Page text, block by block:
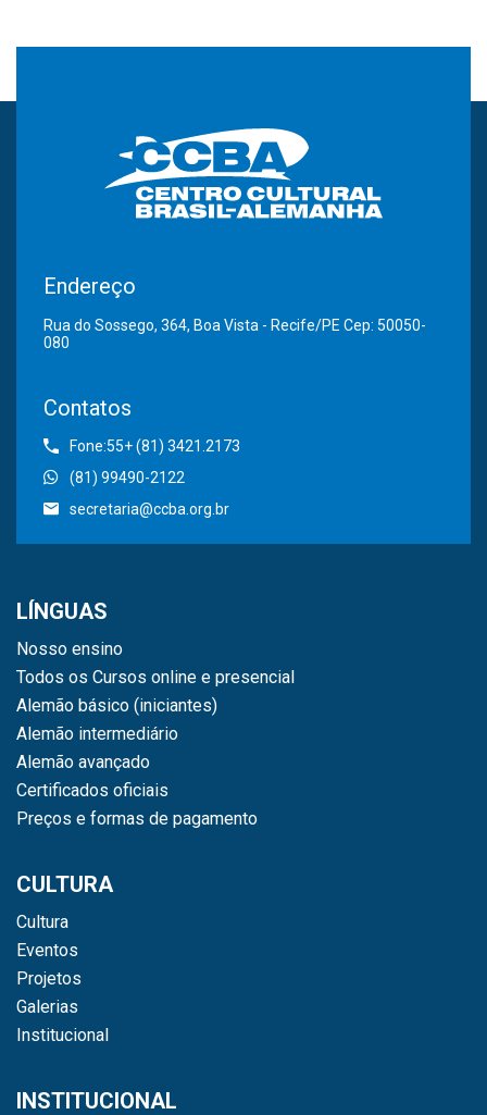
Endereço
Rua do Sossego, 364, Boa Vista - Recife/PE Cep: 50050-
080
Contatos
Fone:55+ (81) 3421.2173
(81) 99490-2122
secretaria@ccba.org.br
LÍNGUAS
Nosso ensino
Todos os Cursos online e presencial
Alemão básico (iniciantes)
Alemão intermediário
Alemão avançado
Certificados oficiais
Preços e formas de pagamento
CULTURA
Cultura
Eventos
Projetos
Galerias
Institucional
INSTITUCIONAL